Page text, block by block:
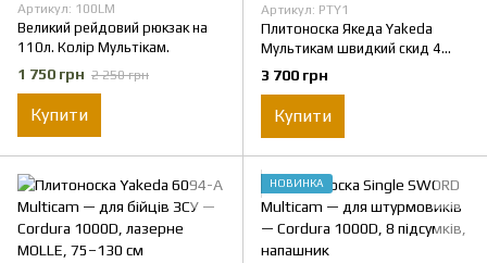
Артикул: 100LM
Великий рейдовий рюкзак на
110л. Колір Мультікам.
1 750 грн 2 250 грн
Купити
Артикул: PTY1
Плитоноска Якеда Yakeda
Мультикам швидкий скид 4
точки. Тканина Cordura 1000D
3 700 грн
Купити
НОВИНКА